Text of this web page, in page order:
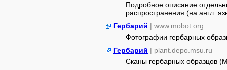
Подробное описание
распространения (на англ.
Гербарий | www.mobot.org
Фотографии гербарных
Гербарий | plant.depo.msu.ru
Сканы гербарных образцов